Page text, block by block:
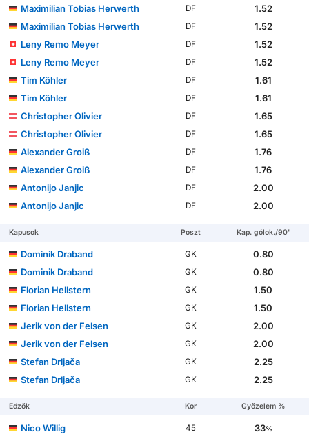
Maximilian Tobias Herwerth
DF
1.52
Maximilian Tobias Herwerth
DF
1.52
Leny Remo Meyer
DF
1.52
Leny Remo Meyer
DF
1.52
Tim Köhler
DF
1.61
Tim Köhler
DF
1.61
Christopher Olivier
DF
1.65
Christopher Olivier
DF
1.65
Alexander Groiß
DF
1.76
Alexander Groiß
DF
1.76
Antonijo Janjic
DF
2.00
Antonijo Janjic
DF 2.00
Kapusok Poszt Kap. gólok./90'
Dominik Draband GK
0.80
Dominik Draband
GK
0.80
Florian Hellstern
GK
1.50
Florian Hellstern
GK
1.50
Jerik von der Felsen
GK
2.00
Jerik von der Felsen
GK
2.00
Stefan Drljača
GK
2.25
Stefan Drljača
GK 2.25
Edzők Kor Győzelem %
Nico Willig 45 33%